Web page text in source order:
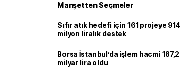
Manşetten Seçmeler
Sıfır atık hedefi için 161 projeye 914
milyon liralık destek
Borsa İstanbul’da işlem hacmi 187,2
milyar lira oldu